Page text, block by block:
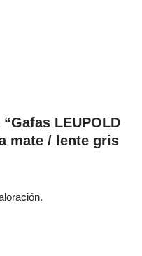
LEUPOLD
mate / lente gris